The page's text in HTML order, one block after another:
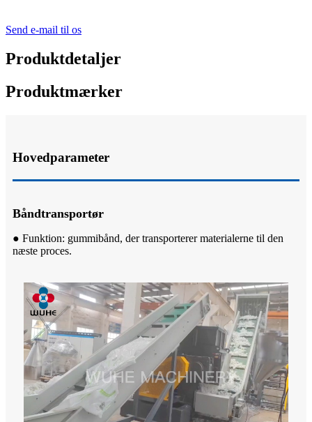
Send e-mail til os
Produktdetaljer
Produktmærker
Hovedparameter
Båndtransportør
● Funktion: gummibånd, der transporterer materialerne til den
næste proces.